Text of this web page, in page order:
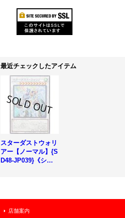
最近チェックしたアイテム
スターダストウォリ
アー【ノーマル】{S
D48-JP039}《シン
店舗案内